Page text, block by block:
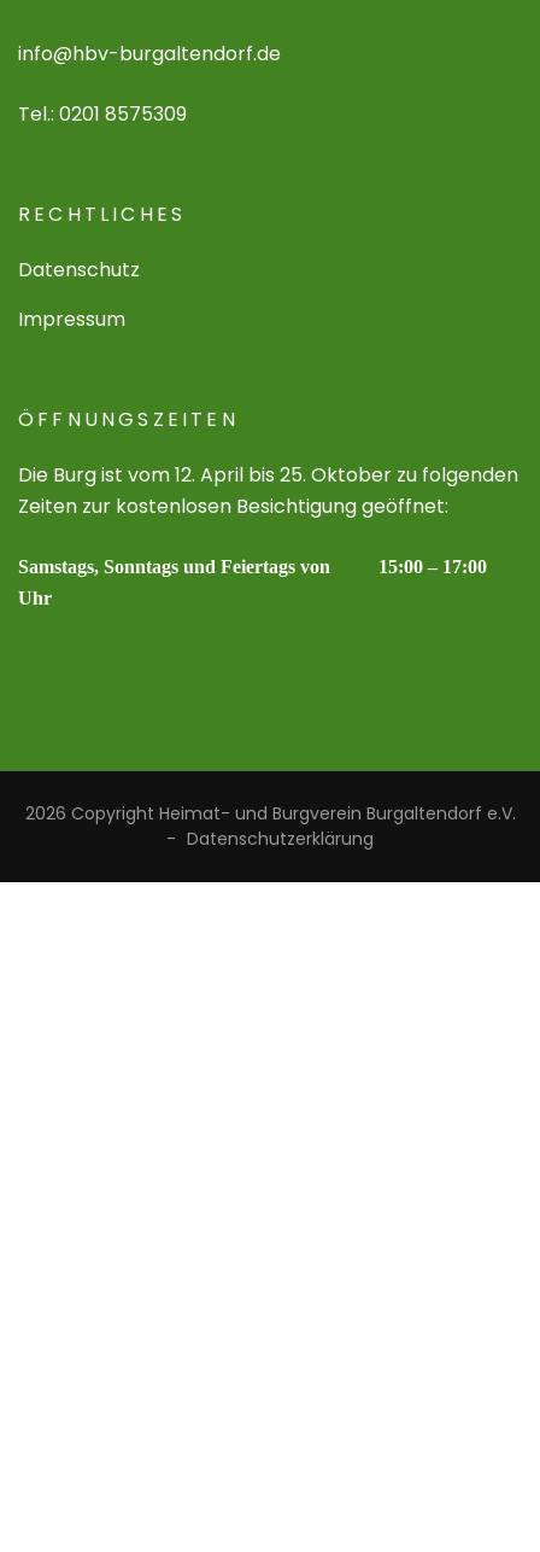
info@hbv-burgaltendorf.de
Tel.: 0201 8575309
RECHTLICHES
Datenschutz
Impressum
ÖFFNUNGSZEITEN
Die Burg ist vom 12. April bis 25. Oktober zu folgenden
Zeiten zur kostenlosen Besichtigung geöffnet:
Samstags, Sonntags und Feiertags von 15:00 – 17:00
Uhr
2026 Copyright Heimat- und Burgverein Burgaltendorf e.V.
- Datenschutzerklärung